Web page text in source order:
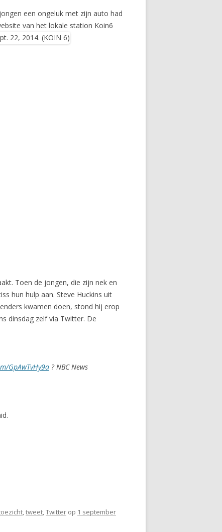
een ongeluk met zijn auto had
van het lokale station Koin6
Toen de jongen, die zijn nek en
hun hulp aan. Steve Huckins uit
kwamen doen, stond hij erop
dinsdag zelf via Twitter. De
GpAwTvHy9a ? NBC News
,tweet,Twitter op 1 september